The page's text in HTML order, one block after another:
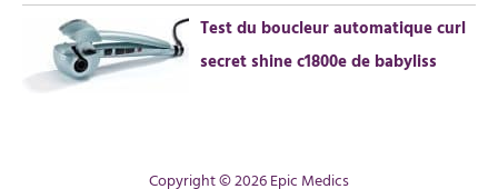
Test du boucleur automatique curl
secret shine c1800e de babyliss
Copyright © 2026 Epic Medics